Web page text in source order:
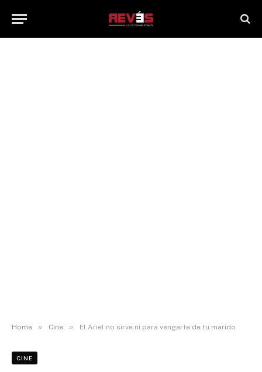
Home » Cine » El Ariel no sirve ni para vengarte de tu marido
CINE